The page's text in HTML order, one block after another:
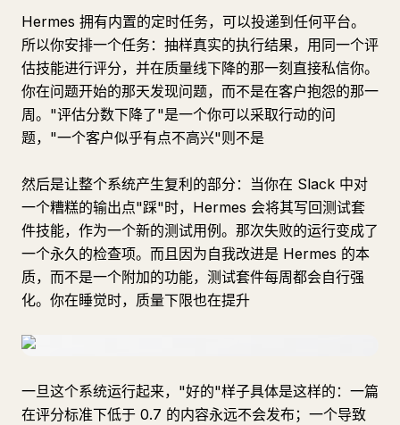
Hermes 拥有内置的定时任务，可以投递到任何平台。
所以你安排一个任务：抽样真实的执行结果，用同一个评
估技能进行评分，并在质量线下降的那一刻直接私信你。
你在问题开始的那天发现问题，而不是在客户抱怨的那一
周。"评估分数下降了"是一个你可以采取行动的问
题，"一个客户似乎有点不高兴"则不是
然后是让整个系统产生复利的部分：当你在 Slack 中对
一个糟糕的输出点"踩"时，Hermes 会将其写回测试套
件技能，作为一个新的测试用例。那次失败的运行变成了
一个永久的检查项。而且因为自我改进是 Hermes 的本
质，而不是一个附加的功能，测试套件每周都会自行强
化。你在睡觉时，质量下限也在提升
一旦这个系统运行起来，"好的"样子具体是这样的：一篇
在评分标准下低于 0.7 的内容永远不会发布；一个导致